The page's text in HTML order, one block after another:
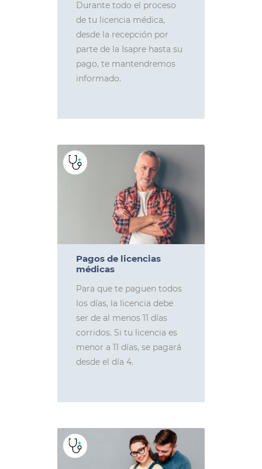
Durante todo el proceso
de tu licencia médica,
desde la recepción por
parte de la Isapre hasta su
pago, te mantendremos
informado.
Pagos de licencias
médicas
Para que te paguen todos
los días, la licencia debe
ser de al menos 11 días
corridos. Si tu licencia es
menor a 11 días, se pagará
desde el día 4.